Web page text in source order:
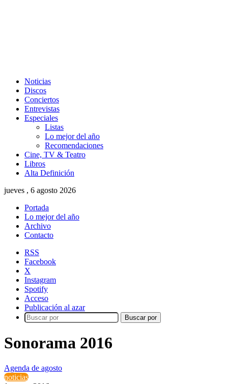
Noticias
Discos
Conciertos
Entrevistas
Especiales
Listas
Lo mejor del año
Recomendaciones
Cine, TV & Teatro
Libros
Alta Definición
jueves , 6 agosto 2026
Portada
Lo mejor del año
Archivo
Contacto
RSS
Facebook
X
Instagram
Spotify
Acceso
Publicación al azar
Buscar por
Sonorama 2016
Agenda de agosto
noticias